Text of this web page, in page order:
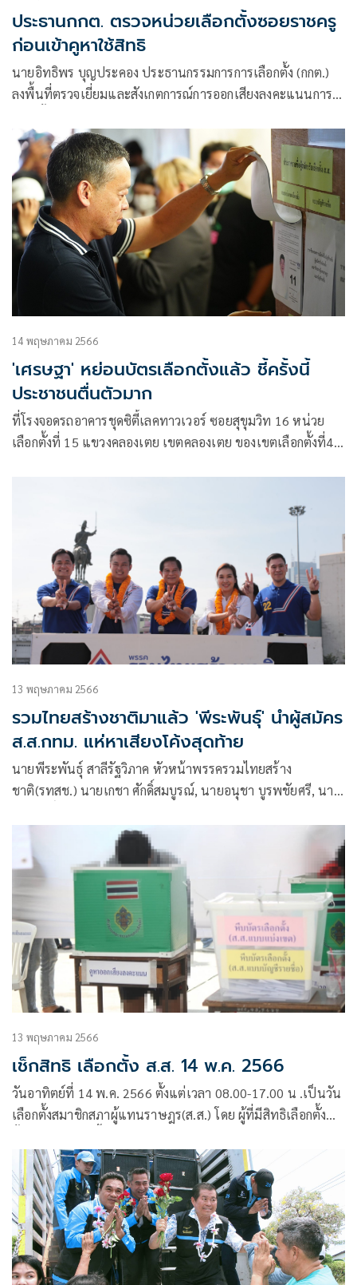
ประธานกกต. ตรวจหน่วยเลือกตั้งซอยราชครู
ก่อนเข้าคูหาใช้สิทธิ
นายอิทธิพร บุญประคอง ประธานกรรมการการเลือกตั้ง (กกต.)
ลงพื้นที่ตรวจเยี่ยมและสังเกตการณ์การออกเสียงลงคะแนนการ
14 พฤษภาคม 2566
'เศรษฐา' หย่อนบัตรเลือกตั้งแล้ว ชี้ครั้งนี้
ประชาชนตื่นตัวมาก
ที่โรงจอดรถอาคารชุดซิตี้เลคทาวเวอร์ ซอยสุขุมวิท 16 หน่วย
เลือกตั้งที่ 15 แขวงคลองเตย เขตคลองเตย ของเขตเลือกตั้งที่4
13 พฤษภาคม 2566
รวมไทยสร้างชาติมาแล้ว 'พีระพันธุ์' นำผู้สมัคร
ส.ส.กทม. แห่หาเสียงโค้งสุดท้าย
นายพีระพันธุ์ สาลีรัฐวิภาค หัวหน้าพรรครวมไทยสร้าง
ชาติ(รทสช.) นายเกชา ศักดิ์สมบูรณ์, นายอนุชา บูรพชัยศรี, นาย
กุลธรรม รองเลขาธิการ
13 พฤษภาคม 2566
เช็กสิทธิ เลือกตั้ง ส.ส. 14 พ.ค. 2566
วันอาทิตย์ที่ 14 พ.ค. 2566 ตั้งแต่เวลา 08.00-17.00 น .เป็นวัน
เลือกตั้งสมาชิกสภาผู้แทนราษฎร(ส.ส.) โดย ผู้ที่มีสิทธิเลือกตั้ง